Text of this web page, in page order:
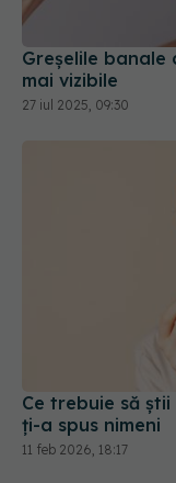
27 iul 2025, 09:30
Ce trebuie să